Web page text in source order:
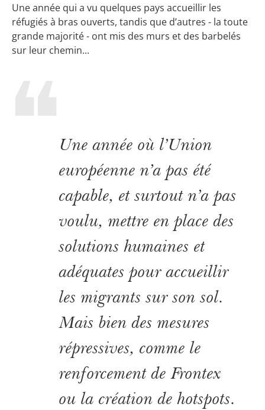
Une année qui a vu quelques pays accueillir les
réfugiés à bras ouverts, tandis que d’autres - la toute
grande majorité - ont mis des murs et des barbelés
sur leur chemin...
Une année où l’Union
européenne n’a pas été
capable, et surtout n’a pas
voulu, mettre en place des
solutions humaines et
adéquates pour accueillir
les migrants sur son sol.
Mais bien des mesures
répressives, comme le
renforcement de Frontex
ou la création de hotspots.